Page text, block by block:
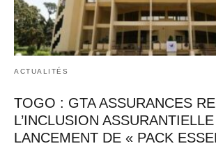
ACTUALITÉS
TOGO : GTA ASSURANCES
L’INCLUSION
LANCEMENT DE « PACK